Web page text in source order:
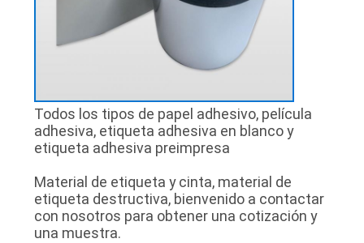
CITA
MAPA
DEL
SITIO
Todos los tipos de papel adhesivo, película
adhesiva, etiqueta adhesiva en blanco y
etiqueta adhesiva preimpresa
Material de etiqueta y cinta, material de
etiqueta destructiva, bienvenido a contactar
con nosotros para obtener una cotización y
una muestra.